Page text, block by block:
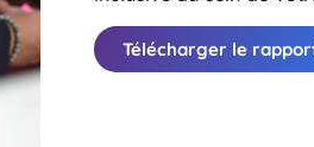
Télécharger le